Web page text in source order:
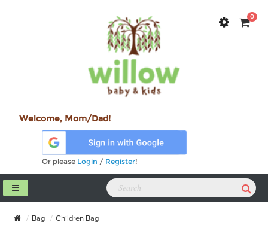
0
Welcome, Mom/Dad!
Or please Login / Register!
Bag Children Bag